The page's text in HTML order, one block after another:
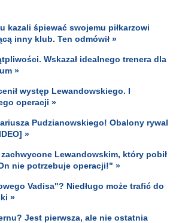
kazali śpiewać swojemu piłkarzowi
inny klub. Ten odmówił »
Wskazał idealnego trenera dla
»
występ Lewandowskiego. I
operacji »
Pudzianowskiego! Obalony rywal
»
Lewandowskim, który pobił
nie potrzebuje operacji!" »
Vadisa"? Niedługo może trafić do
»
Jest pierwsza, ale nie ostatnia